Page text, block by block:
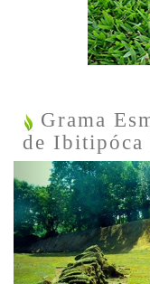
Grama
de Ibitipóca
Previous